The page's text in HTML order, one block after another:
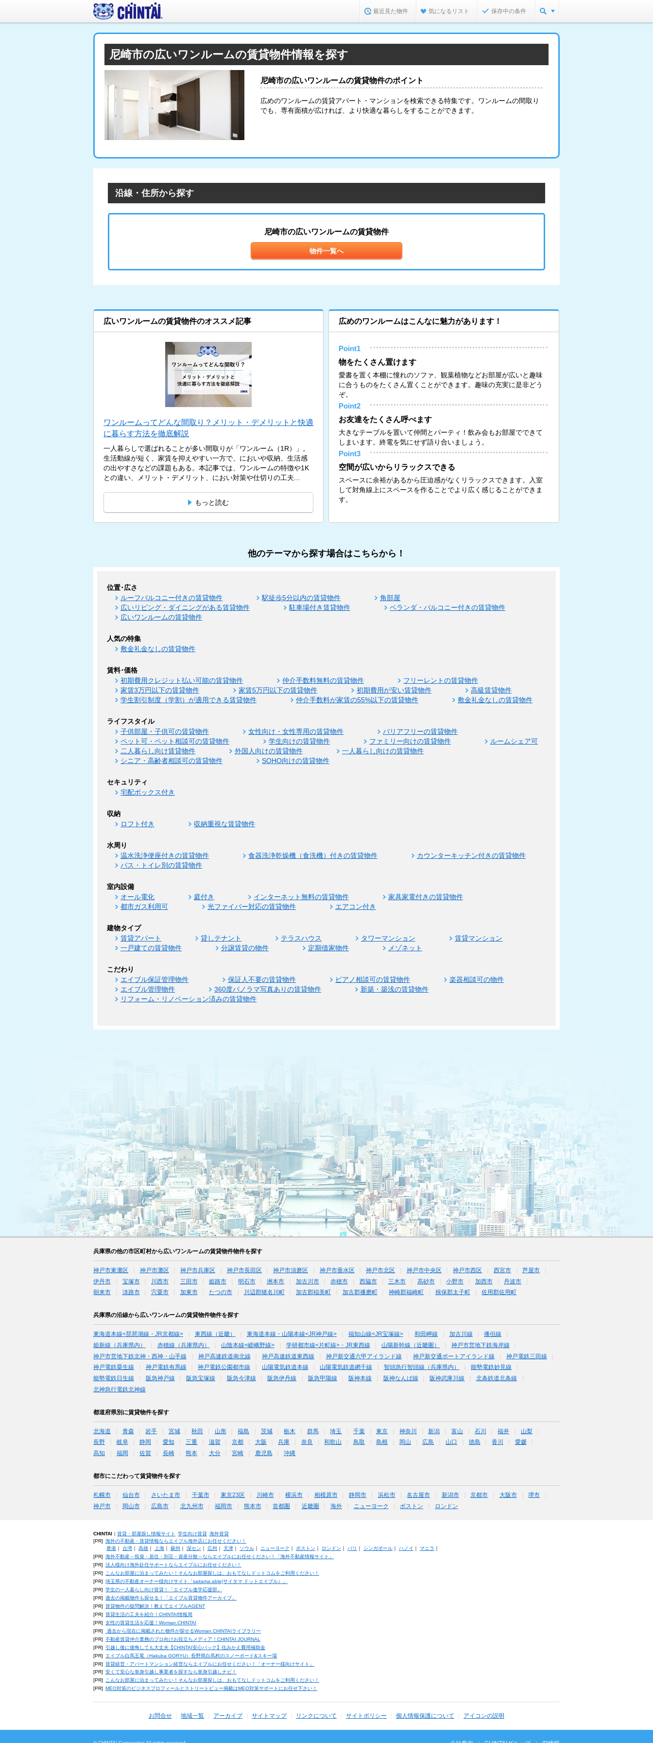
最近見た物件 気になるリスト 保存中の条件
尼崎市の広いワンルームの賃貸物件情報を探す
尼崎市の広いワンルームの賃貸物件のポイント
広めのワンルームの賃貸アパート・マンションを検索できる特集です。ワンルームの間取り
でも、専有面積が広ければ、より快適な暮らしをすることができます。
沿線・住所から探す
尼崎市の広いワンルームの賃貸物件
物件一覧へ
広いワンルームの賃貸物件のオススメ記事
ワンルームってどんな間取り？メリット・デメリットと快適
に暮らす方法を徹底解説
一人暮らしで選ばれることが多い間取りが「ワンルーム（1R）」。
生活動線が短く、家賃を抑えやすい一方で、においや収納、生活感
の出やすさなどの課題もある。本記事では、ワンルームの特徴や1K
との違い、メリット・デメリット、におい対策や仕切りの工夫...
もっと読む
広めのワンルームはこんなに魅力があります！
Point1
物をたくさん置けます
愛書を置く本棚に憧れのソファ、観葉植物などお部屋が広いと趣味
に合うものをたくさん置くことができます。趣味の充実に是非どう
ぞ。
Point2
お友達をたくさん呼べます
大きなテーブルを置いて仲間とパーティ！飲み会もお部屋でできて
しまいます。終電を気にせず語り合いましょう。
Point3
空間が広いからリラックスできる
スペースに余裕があるから圧迫感がなくリラックスできます。入室
して対角線上にスペースを作ることでより広く感じることができま
す。
他のテーマから探す場合はこちらから！
位置･広さ
ルーフバルコニー付きの賃貸物件 駅徒歩5分以内の賃貸物件
角部屋
広いリビング・ダイニングがある賃貸物件
駐車場付き賃貸物件
ベランダ・バルコニー付きの賃貸物件
広いワンルームの賃貸物件
人気の特集
敷金礼金なしの賃貸物件
賃料･価格
初期費用クレジット払い可能の賃貸物件 仲介手数料無料の賃貸物件
フリーレントの賃貸物件
家賃3万円以下の賃貸物件
家賃5万円以下の賃貸物件 初期費用が安い賃貸物件
高級賃貸物件
学生割引制度（学割）が適用できる賃貸物件
仲介手数料が家賃の55%以下の賃貸物件 敷金礼金なしの賃貸物件
ライフスタイル
子供部屋・子供可の賃貸物件 女性向け・女性専用の賃貸物件
バリアフリーの賃貸物件
ペット可・ペット相談可の賃貸物件
学生向けの賃貸物件 ファミリー向けの賃貸物件
ルームシェア可
二人暮らし向け賃貸物件
外国人向けの賃貸物件
一人暮らし向けの賃貸物件
シニア・高齢者相談可の賃貸物件
SOHO向けの賃貸物件
セキュリティ
宅配ボックス付き
収納
ロフト付き 収納重視な賃貸物件
水周り
温水洗浄便座付きの賃貸物件 食器洗浄乾燥機（食洗機）付きの賃貸物件
カウンターキッチン付きの賃貸物件
バス・トイレ別の賃貸物件
室内設備
オール電化 庭付き インターネット無料の賃貸物件
家具家電付きの賃貸物件
都市ガス利用可
光ファイバー対応の賃貸物件 エアコン付き
建物タイプ
賃貸アパート 貸しテナント テラスハウス タワーマンション
賃貸マンション
一戸建ての賃貸物件
分譲賃貸の物件 定期借家物件 メゾネット
こだわり
エイブル保証管理物件 保証人不要の賃貸物件 ピアノ相談可の賃貸物件
楽器相談可の物件
エイブル管理物件
360度パノラマ写真ありの賃貸物件
新築・築浅の賃貸物件
リフォーム・リノベーション済みの賃貸物件
兵庫県の他の市区町村から広いワンルームの賃貸物件物件を探す
神戸市東灘区 神戸市灘区 神戸市兵庫区 神戸市長田区 神戸市須磨区 神戸市垂水区 神戸市北区 神戸市中央区 神戸市西区 西宮市
芦屋市
伊丹市
宝塚市 川西市 三田市 姫路市 明石市 洲本市 加古川市 赤穂市 西脇市 三木市 高砂市 小野市 加西市
丹波市
朝来市
淡路市 宍粟市 加東市 たつの市 川辺郡猪名川町 加古郡稲美町 加古郡播磨町 神崎郡福崎町 揖保郡太子町 佐用郡佐用町
兵庫県の沿線から広いワンルームの賃貸物件物件を探す
東海道本線<琵琶湖線・JR京都線> 東西線（近畿） 東海道本線・山陽本線<JR神戸線> 福知山線<JR宝塚線> 和田岬線 加古川線
播但線
姫新線（兵庫県内）
赤穂線（兵庫県内） 山陰本線<嵯峨野線> 学研都市線<片町線>・JR東西線 山陽新幹線（近畿圏）
神戸市営地下鉄海岸線
神戸市営地下鉄北神・西神・山手線
神戸高速鉄道南北線 神戸高速鉄道東西線 神戸新交通六甲アイランド線 神戸新交通ポートアイランド線
神戸電鉄三田線
神戸電鉄粟生線
神戸電鉄有馬線 神戸電鉄公園都市線 山陽電気鉄道本線 山陽電気鉄道網干線 智頭急行智頭線（兵庫県内）
能勢電鉄妙見線
能勢電鉄日生線
阪急神戸線 阪急宝塚線 阪急今津線 阪急伊丹線 阪急甲陽線 阪神本線 阪神なんば線 阪神武庫川線
北条鉄道北条線
北神急行電鉄北神線
都道府県別に賃貸物件を探す
北海道 青森 岩手 宮城 秋田 山形 福島 茨城 栃木 群馬 埼玉 千葉 東京 神奈川 新潟 富山 石川 福井
山梨
長野
岐阜 静岡 愛知 三重 滋賀 京都 大阪 兵庫 奈良 和歌山 鳥取 島根 岡山 広島 山口 徳島 香川
愛媛
高知
福岡 佐賀 長崎 熊本 大分 宮崎 鹿児島 沖縄
都市にこだわって賃貸物件を探す
札幌市 仙台市 さいたま市 千葉市 東京23区 川崎市 横浜市 相模原市 静岡市 浜松市 名古屋市 新潟市 京都市 大阪市
堺市
神戸市
岡山市 広島市 北九州市 福岡市 熊本市 首都圏 近畿圏 海外 ニューヨーク ボストン ロンドン
CHINTAI： 賃貸・部屋探し情報サイト 学生向け賃貸 海外賃貸
[PR] 海外の不動産・賃貸情報ならエイブル海外店にお任せください！
香港｜ 台湾｜ 高雄｜ 上海｜ 蘇州 ｜ 深セン ｜ 広州 ｜ 天津｜ ソウル｜ ニューヨーク ｜ ボストン ｜ ロンドン ｜ パリ ｜ シンガポール｜ ハノイ ｜ マニラ ｜
[PR] 海外不動産～投資・居住・別荘・資産分散～ならエイブルにお任せください！「海外不動産情報サイト」
[PR] 法人様向け海外赴任サポートならエイブルにお任せください！
[PR]
こんなお部屋に泊まってみたい！そんなお部屋探しは、おもてなしドットコムをご利用ください！
[PR] 埼玉県の不動産オーナー様向けサイト「saitama.able(サイタマ ドットエイブル）」
[PR] 学生の一人暮らし向け賃貸！「エイブル進学応援部」
[PR] 過去の掲載物件も探せる！「エイブル賃貸物件アーカイブ」
[PR] 賃貸物件の疑問解決！教えてエイブルAGENT
[PR] 賃貸生活の工夫を紹介！CHINTAI情報局
[PR] 女性の賃貸生活を応援！Woman.CHINTAI
[PR]
過去から現在に掲載された物件が探せるWoman.CHINTAIライブラリー
[PR] 不動産賃貸仲介業務のプロ向けお役立ちメディア！CHINTAI JOURNAL
[PR]
引越し後に後悔しても大丈夫【CHINTAI安心パック】住みかえ費用補助金
[PR]
エイブル白馬五竜（Hakuba GORYU）長野県白馬村のスノーボード&スキー場
[PR] 賃貸経営・アパートマンション経営ならエイブルにお任せください！「オーナー様向けサイト」
[PR] 安くて安心な単身引越し事業者を探すなら単身引越しナビ！
[PR]
こんなお部屋に泊まってみたい！そんなお部屋探しは、おもてなしドットコムをご利用ください！
[PR]
MEO対策のビジネスプロフィールとストリートビュー掲載はMEO対策サポートにお任せ下さい！
お問合せ 地域一覧 アーカイブ サイトマップ リンクについて サイトポリシー 個人情報保護について アイコンの説明